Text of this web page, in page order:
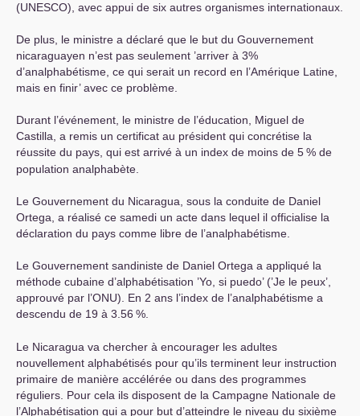
(UNESCO), avec appui de six autres organismes internationaux.
De plus, le ministre a déclaré que le but du Gouvernement
nicaraguayen n’est pas seulement ’arriver à 3%
d’analphabétisme, ce qui serait un record en l’Amérique Latine,
mais en finir’ avec ce problème.
Durant l’événement, le ministre de l’éducation, Miguel de
Castilla, a remis un certificat au président qui concrétise la
réussite du pays, qui est arrivé à un index de moins de 5% de
population analphabète.
Le Gouvernement du Nicaragua, sous la conduite de Daniel
Ortega, a réalisé ce samedi un acte dans lequel il officialise la
déclaration du pays comme libre de l’analphabétisme.
Le Gouvernement sandiniste de Daniel Ortega a appliqué la
méthode cubaine d’alphabétisation ’Yo, si puedo’ (’Je le peux’,
approuvé par l’ONU). En 2 ans l’index de l’analphabétisme a
descendu de 19 à 3.56 %.
Le Nicaragua va chercher à encourager les adultes
nouvellement alphabétisés pour qu’ils terminent leur instruction
primaire de manière accélérée ou dans des programmes
réguliers. Pour cela ils disposent de la Campagne Nationale de
l’Alphabétisation qui a pour but d’atteindre le niveau du sixième